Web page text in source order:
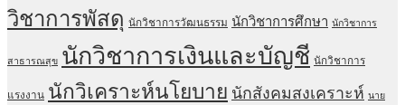
วิชาการพัสดุ นักวิชาการวัฒนธรรม นักวิชาการศึกษา นักวิชาการ
สาธารณสุข นักวิชาการเงินและบัญชี นักวิชาการ
แรงงาน นักวิเคราะห์นโยบาย นักสังคมสงเคราะห์ นาย